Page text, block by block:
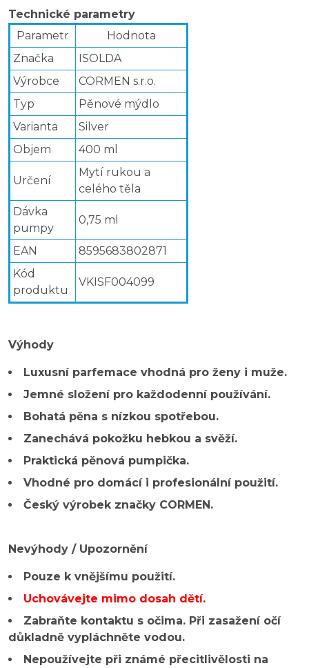
Technické parametry
Parametr
Hodnota
Značka
ISOLDA
Výrobce
CORMEN s.r.o.
Typ
Pěnové mýdlo
Varianta
Silver
Objem
400 ml
Určení
Mytí rukou a
celého těla
Dávka
pumpy
0,75 ml
EAN
8595683802871
Kód
produktu
VKISF004099
Výhody
Luxusní parfemace vhodná pro ženy i muže.
Jemné složení pro každodenní používání.
Bohatá pěna s nízkou spotřebou.
Zanechává pokožku hebkou a svěží.
Praktická pěnová pumpička.
Vhodné pro domácí i profesionální použití.
Český výrobek značky CORMEN.
Nevýhody / Upozornění
Pouze k vnějšímu použití.
Uchovávejte mimo dosah dětí.
Zabraňte kontaktu s očima. Při zasažení očí
důkladně vypláchněte vodou.
Nepoužívejte při známé přecitlivělosti na